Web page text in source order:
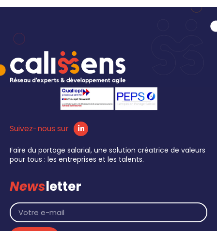
Suivez-nous sur
Faire du portage salarial, une solution créatrice de valeurs
pour tous : les entreprises et les talents.
Newsletter